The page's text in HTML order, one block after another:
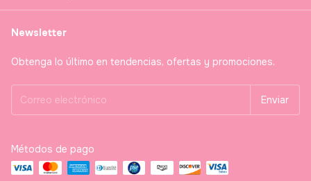
Newsletter
Obtenga lo último en tendencias, ofertas y promociones.
Métodos de pago